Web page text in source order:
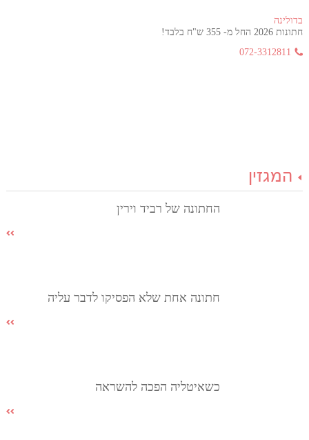
בדולינה
חתונות 2026 החל מ- 355 ש"ח בלבד!
072-3312811
המגזין
החתונה של רביד וירין
חתונה אחת שלא הפסיקו לדבר עליה
כשאיטליה הפכה להשראה